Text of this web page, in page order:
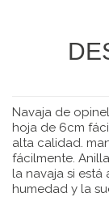
Navaja de
hoja de 6cm
alta calidad.
fácilmente.
la navaja si
humedad y la